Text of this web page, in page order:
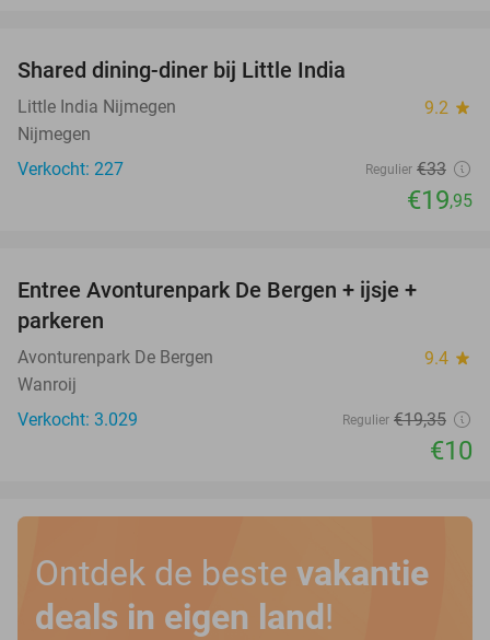
Shared dining-diner bij Little India
Little India Nijmegen 9.2 star
Nijmegen
Verkocht: 227
Regulier €33
€19,95
Entree Avonturenpark De Bergen + ijsje +
parkeren
Avonturenpark De Bergen 9.4 star
Wanroij
Verkocht: 3.029
Regulier €19,35
€10
Ontdek de beste vakantie
deals in eigen land!